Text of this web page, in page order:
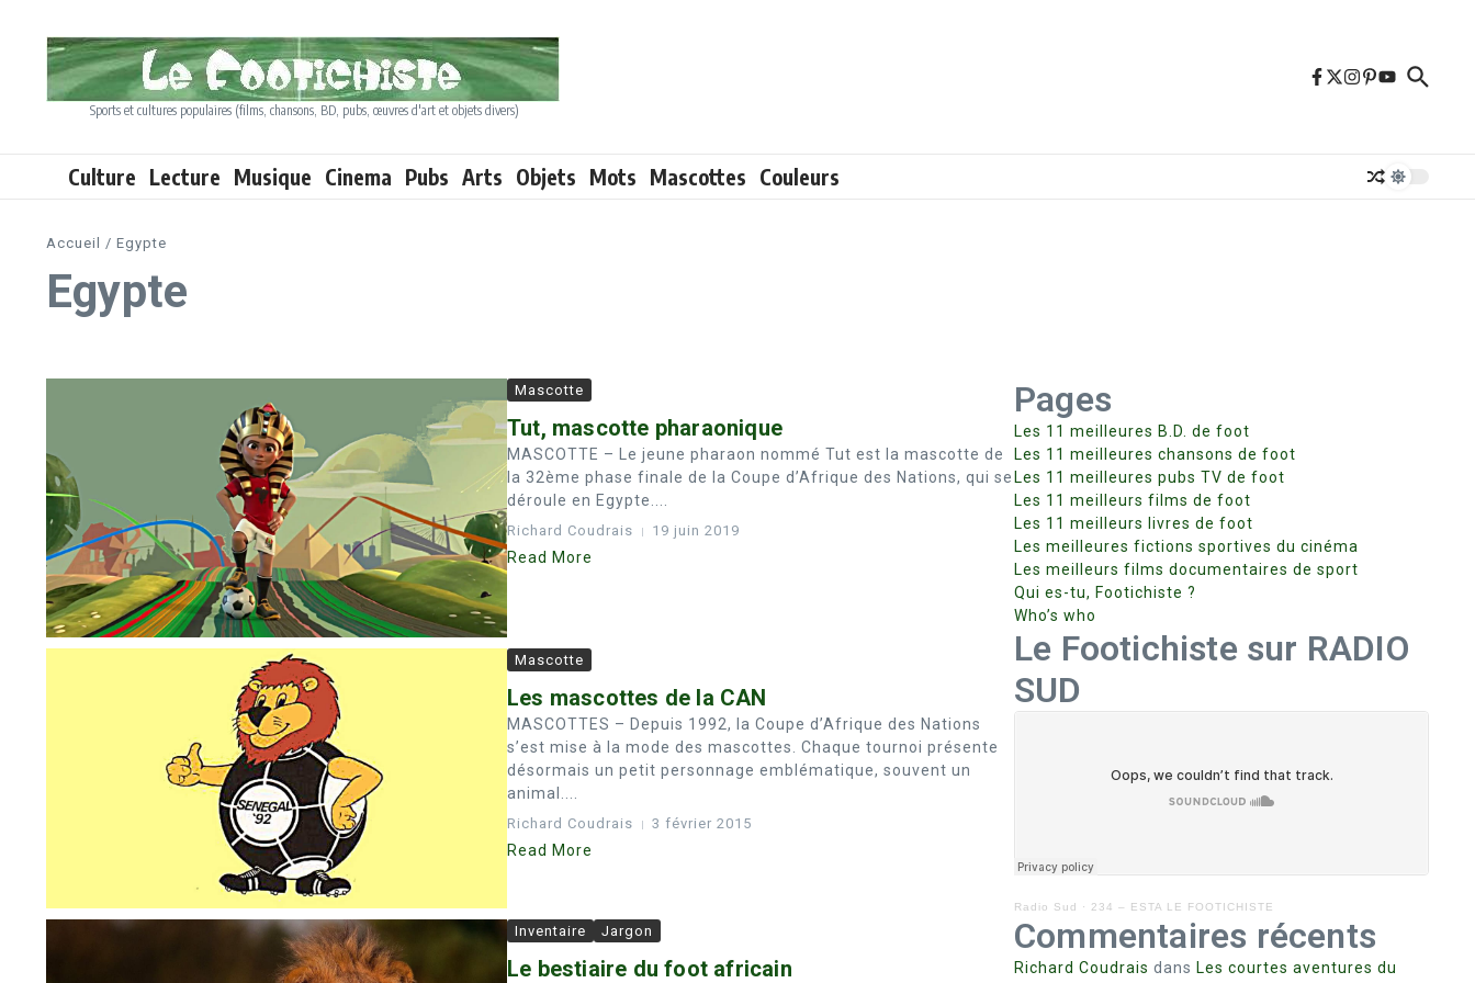
Sports et cultures populaires (films, chansons, BD, pubs, œuvres d'art et objets divers)
Culture Lecture Musique Cinema Pubs Arts Objets Mots Mascottes Couleurs
Accueil / Egypte
Egypte
Mascotte
Tut, mascotte pharaonique
MASCOTTE – Le jeune pharaon nommé Tut est la mascotte de
la 32ème phase finale de la Coupe d’Afrique des Nations, qui se
déroule en Egypte....
Richard Coudrais 19 juin 2019
Read More
Mascotte
Les mascottes de la CAN
MASCOTTES – Depuis 1992, la Coupe d’Afrique des Nations
s’est mise à la mode des mascottes. Chaque tournoi présente
désormais un petit personnage emblématique, souvent un
animal....
Richard Coudrais 3 février 2015
Read More
Inventaire Jargon
Le bestiaire du foot africain
Pages
Les 11 meilleures B.D. de foot
Les 11 meilleures chansons de foot
Les 11 meilleures pubs TV de foot
Les 11 meilleurs films de foot
Les 11 meilleurs livres de foot
Les meilleures fictions sportives du cinéma
Les meilleurs films documentaires de sport
Qui es-tu, Footichiste ?
Who’s who
Le Footichiste sur RADIO
SUD
Radio Sud · 234 – ESTA LE FOOTICHISTE
Commentaires récents
Richard Coudrais dans Les courtes aventures du